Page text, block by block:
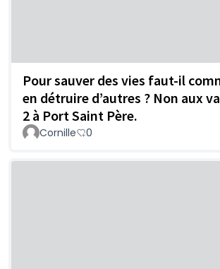
Pour sauver des vies faut-il
en détruire d’autres ? Non aux
2 à Port Saint Père.
Cornille 0